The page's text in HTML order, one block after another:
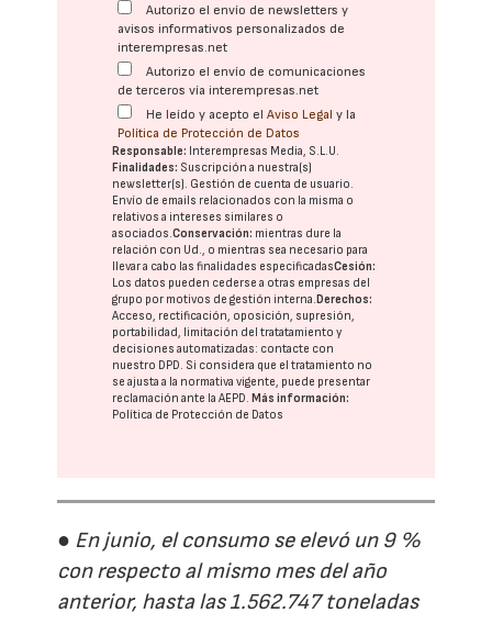
Autorizo el envío de newsletters y
avisos informativos personalizados de
interempresas.net
Autorizo el envío de comunicaciones
de terceros vía interempresas.net
He leído y acepto elAviso Legal y la
Política de Protección de Datos
Responsable: Interempresas Media, S.L.U.
Finalidades: Suscripción a nuestra(s)
newsletter(s). Gestión de cuenta de usuario.
Envío de emails relacionados con la misma o
relativos a intereses similares o
asociados.Conservación: mientras dure la
relación con Ud., o mientras sea necesario para
llevar a cabo las finalidades especificadasCesión:
Los datos pueden cederse a otras empresas del
grupo por motivos de gestión interna.Derechos:
Acceso, rectificación, oposición, supresión,
portabilidad, limitación del tratatamiento y
decisiones automatizadas: contacte con
nuestro DPD. Si considera que el tratamiento no
se ajusta a la normativa vigente, puede presentar
reclamación ante laAEPD.Más información:
Política de Protección de Datos
● En junio, el consumo se elevó un 9 %
con respecto al mismo mes del año
anterior, hasta las 1.562.747 toneladas